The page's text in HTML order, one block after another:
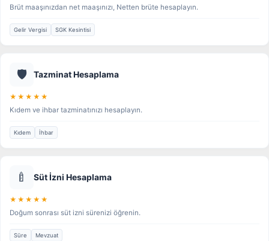
Brüt maaşınızdan net maaşınızı, Netten brüte hesaplayın.
Gelir Vergisi SGK Kesintisi
🛡️ Tazminat Hesaplama
★★★★★
Kıdem ve ihbar tazminatınızı hesaplayın.
Kıdem İhbar
🍼 Süt İzni Hesaplama
★★★★★
Doğum sonrası süt izni sürenizi öğrenin.
Süre Mevzuat